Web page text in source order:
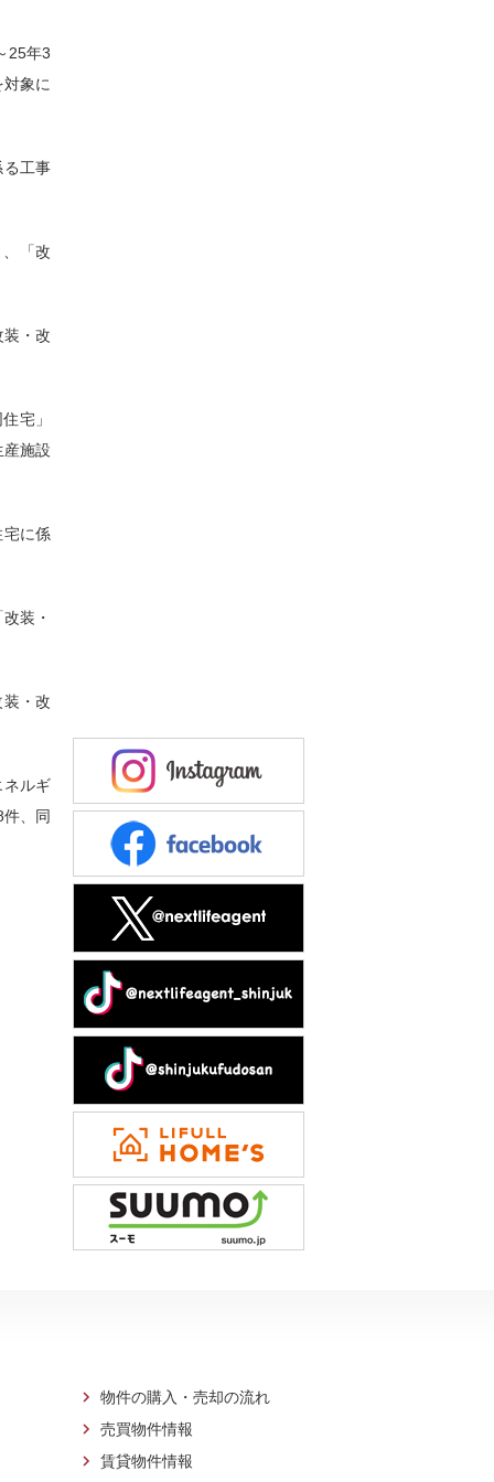
25年3
象に
工事
「改
・改
宅」
施設
に係
装・
・改
ルギ
、同
物件の購入・売却の流れ
売買物件情報
賃貸物件情報